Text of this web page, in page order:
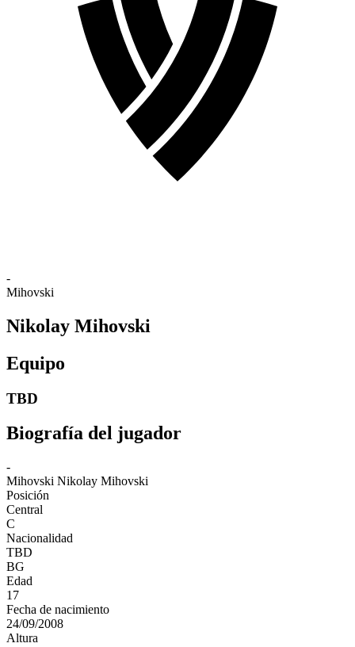
-
Mihovski
Nikolay Mihovski
Equipo
TBD
Biografía del jugador
-
Mihovski Nikolay Mihovski
Posición
Central
C
Nacionalidad
TBD
BG
Edad
17
Fecha de nacimiento
24/09/2008
Altura